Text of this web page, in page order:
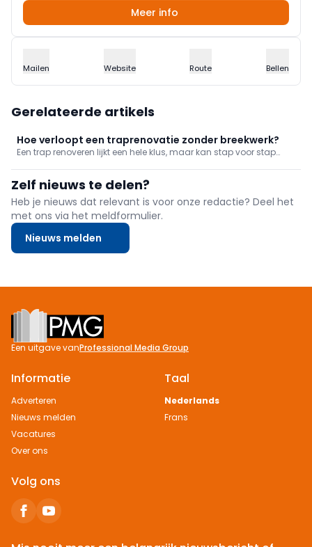
Meer info
Mailen Website Route Bellen
Gerelateerde artikels
Hoe verloopt een traprenovatie zonder breekwerk?
Een trap renoveren lijkt een hele klus, maar kan stap voor stap
Zelf nieuws te delen?
Heb je nieuws dat relevant is voor onze redactie? Deel het
met ons via het meldformulier.
Nieuws melden
Footer
Een uitgave vanProfessional Media Group
Informatie
Adverteren
Nieuws melden
Vacatures
Over ons
Taal
Nederlands
Frans
Volg ons